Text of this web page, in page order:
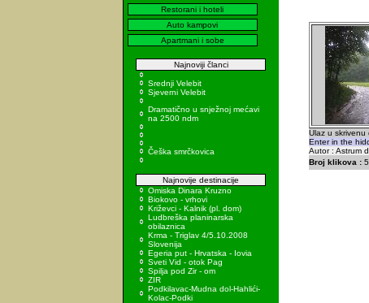
Restorani i hoteli
Auto kampovi
Apartmani i sobe
Najnoviji članci
Srednji Velebit
Sjeverni Velebit
Dramatično u snježnoj mećavi
na 2500 ndm
Češka smrčkovica
Najnovije destinacije
Omiska Dinara Kruzno
Biokovo - vrhovi
Križevci - Kalnik (pl. dom)
Ludbreška planinarska
obilaznica
Krma - Triglav 4/5.10.2008
Slovenija
Egeria put - Hrvatska - Iovia
Sveti Vid - otok Pag
Spilja pod Zir - om
ZIR
Podkilavac-Mudna dol-Hahlići-
Kolac-Podki
Ulaz u skrivenu
Enter in the
Autor : Astrum
Broj klikova :